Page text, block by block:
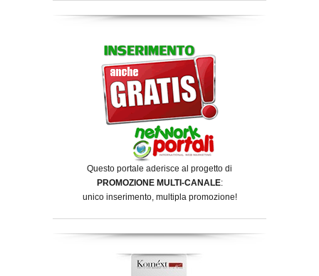
Questo portale aderisce al progetto di
PROMOZIONE MULTI-CANALE:
unico inserimento, multipla promozione!